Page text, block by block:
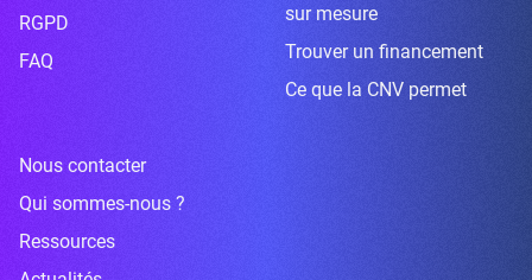
RGPD
FAQ
sur mesure
Trouver un financement
Ce que la CNV permet
Nous contacter
Qui sommes-nous ?
Ressources